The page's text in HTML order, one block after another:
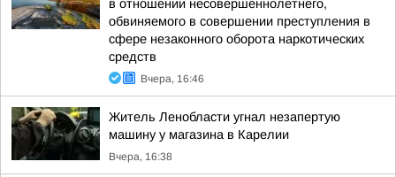
в отношении несовершеннолетнего,
обвиняемого в совершении преступления в
сфере незаконного оборота наркотических
средств
Вчера, 16:46
Житель Ленобласти угнал незапертую
машину у магазина в Карелии
Вчера, 16:38